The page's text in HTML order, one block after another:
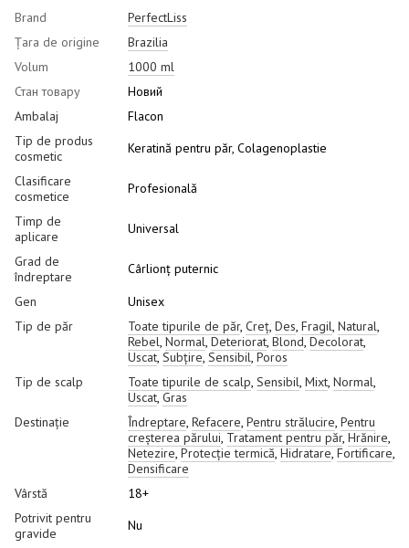
Brand
PerfectLiss
Țara de origine
Brazilia
Volum
1000 ml
Стан товару
Новий
Ambalaj
Flacon
Tip de produs
cosmetic
Keratină pentru păr, Colagenoplastie
Clasificare
cosmetice
Profesională
Timp de
aplicare
Universal
Grad de
îndreptare
Cârlionț puternic
Gen
Unisex
Tip de păr
Toate tipurile de păr, Creț Des Fragil Natural
Rebel Normal Deteriorat Blond Decolorat
Uscat Subțire Sensibil Poros
Tip de scalp
Toate tipurile de scalp Sensibil Mixt Normal
Uscat Gras
Destinație
Îndreptare Refacere Pentru strălucire Pentru
creșterea părului Tratament pentru păr, Hrănire
Netezire Protecție termică Hidratare Fortificare
Densificare
Vârstă
18+
Potrivit pentru
gravide
Nu